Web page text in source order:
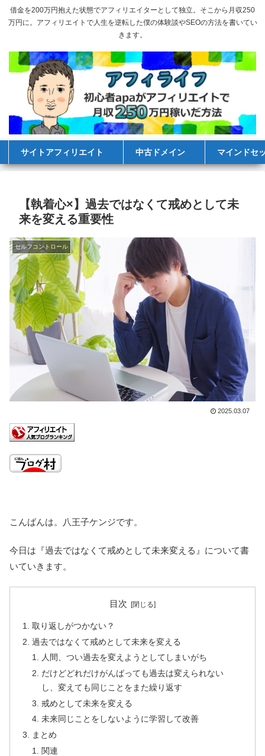
借金を200万円抱えた状態でアフィリエイターとして独立。そこから月収250
万円に。アフィリエイトで人生を逆転した僕の体験談やSEOの方法を書いてい
きます。
サイトアフィリエイト 中古ドメイン マインドセ
【執着心×】過去ではなくて戒めとして未
来を変える重要性
セルフコントロール
2025.03.07
こんばんは。八王子ケンジです。
今日は『過去ではなくて戒めとして未来変える』について書
いていきます。
目次
取り返しがつかない？
過去ではなくて戒めとして未来を変える
人間、つい過去を変えようとしてしまいがち
だけどどれだけがんばっても過去は変えられない
し、変えても同じことをまた繰り返す
戒めとして未来を変える
未来同じことをしないように学習して改善
まとめ
関連